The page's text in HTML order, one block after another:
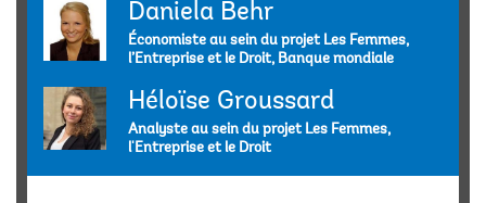
Daniela Behr
Économiste au sein du projet Les Femmes,
l’Entreprise et le Droit, Banque mondiale
Héloïse Groussard
Analyste au sein du projet Les Femmes,
l'Entreprise et le Droit